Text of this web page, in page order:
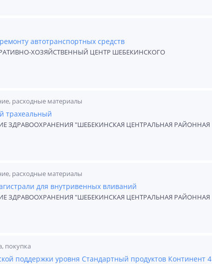
автотранспортных средств
ХОЗЯЙСТВЕННЫЙ ЦЕНТР ШЕБЕКИНСКОГО
расходные материалы
трахеальный
ЗДРАВООХРАНЕНИЯ "ШЕБЕКИНСКАЯ ЦЕНТРАЛЬНАЯ РАЙОННАЯ
расходные материалы
для внутривенных вливаний
ЗДРАВООХРАНЕНИЯ "ШЕБЕКИНСКАЯ ЦЕНТРАЛЬНАЯ РАЙОННАЯ
покупка
поддержки уровня Стандартный продуктов Континент 4